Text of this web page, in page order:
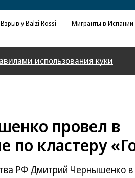
Взрыв у Balzi Rossi Мигранты в Испании
использования куки
провел в
по кластеру
РФ Дмитрий Чернышенко